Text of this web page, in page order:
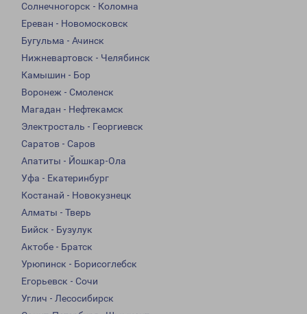
Солнечногорск - Коломна
Ереван - Новомосковск
Бугульма - Ачинск
Нижневартовск - Челябинск
Камышин - Бор
Воронеж - Смоленск
Магадан - Нефтекамск
Электросталь - Георгиевск
Саратов - Саров
Апатиты - Йошкар-Ола
Уфа - Екатеринбург
Костанай - Новокузнецк
Алматы - Тверь
Бийск - Бузулук
Актобе - Братск
Урюпинск - Борисоглебск
Егорьевск - Сочи
Углич - Лесосибирск